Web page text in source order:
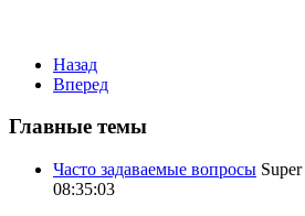
Назад
Вперед
Главные темы
Часто задаваемые вопросы
08:35:03